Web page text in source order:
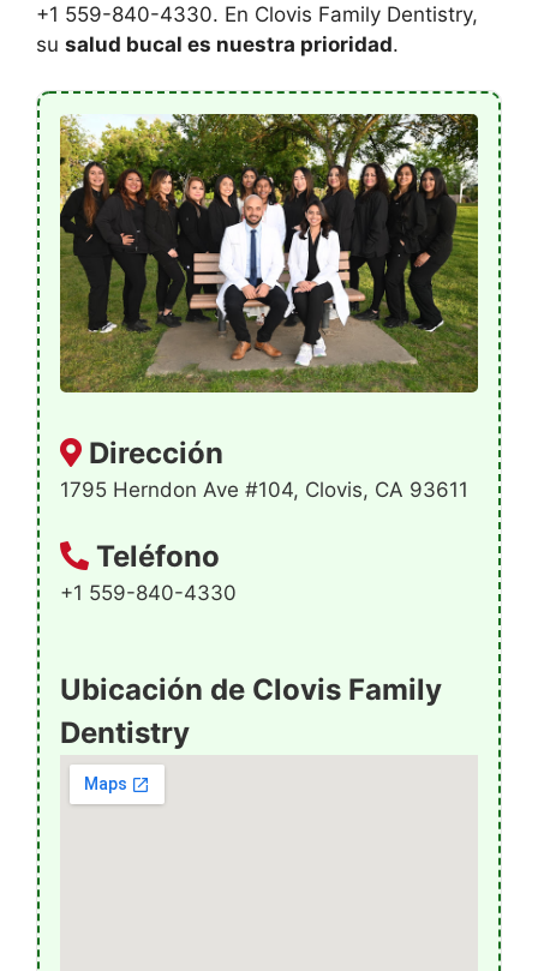
+1 559-840-4330. En Clovis Family Dentistry,
su salud bucal es nuestra prioridad.
Dirección
1795 Herndon Ave #104, Clovis, CA 93611
Teléfono
+1 559-840-4330
Ubicación de Clovis Family
Dentistry